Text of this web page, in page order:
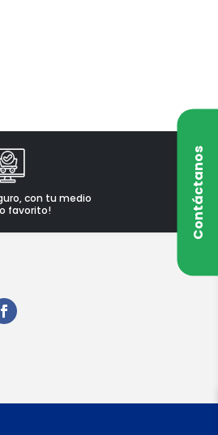
con tu medio
favorito!
Contáctanos